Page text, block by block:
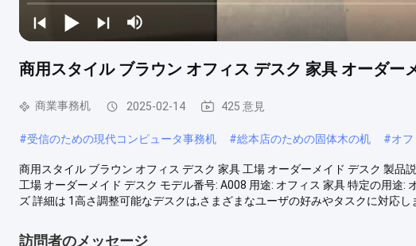
商用スタイル ブラウン オフィス デスク 家具 オーダー
商業事務机 2025-02-14 425 意見
#受信のための現代コンピュータ事務机 #総本店のための固体木の机 #オ
商用スタイル ブラウン オフィス デスク 家具 工場 オーダーメイド デスク 製品
工場 オーダーメイド デスク モデル番号: A008 用途: オフィス 家具 特定の用途:
ズ 詳細は 1高さ調整可能なデスクは,さまざまなユーザの好みやタスクに対応し
訪問者のメッセージ